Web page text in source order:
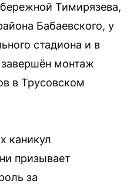
Тимирязева,
Бабаевского, у
стадиона и в
монтаж
в Трусовском
каникул
призывает
за